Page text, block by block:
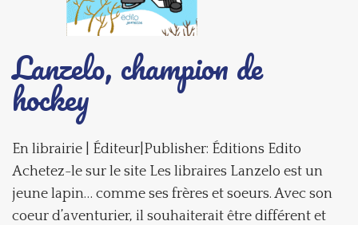
Lanzelo, champion de
hockey
En librairie | Éditeur|Publisher: Éditions Edito
Achetez-le sur le site Les libraires Lanzelo est un
jeune lapin… comme ses frères et soeurs. Avec son
coeur d’aventurier, il souhaiterait être différent et